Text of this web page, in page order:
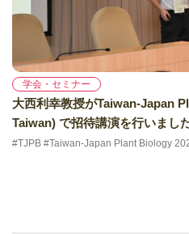
学会・セミナー
大西利幸教授がTaiwan-Japan
Taiwan) で招待講演を行いました
#TJPB #Taiwan-Japan Plant Biology